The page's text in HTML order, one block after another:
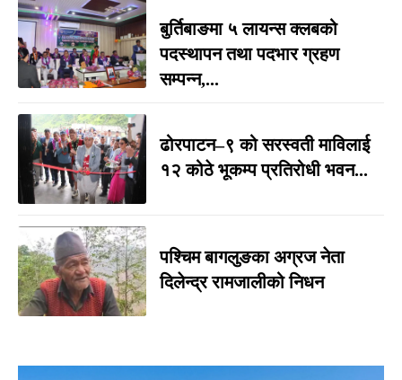
बुर्तिबाङमा ५ लायन्स क्लबको
पदस्थापन तथा पदभार ग्रहण
सम्पन्न,...
ढोरपाटन–९ को सरस्वती माविलाई
१२ कोठे भूकम्प प्रतिरोधी भवन...
पश्चिम बागलुङका अग्रज नेता
दिलेन्द्र रामजालीको निधन